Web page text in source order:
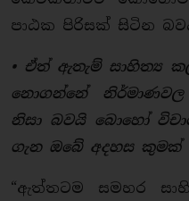
පාඨක පිරිසක් සිටින
• ඒත් ඇතැම් සාහිත්‍ය
නොගන්නේ නිර්මාණවල
නිසා බවයි බොහෝ
ගැන ඔබේ අදහස කුමක්
“ඇත්තටම සමහර